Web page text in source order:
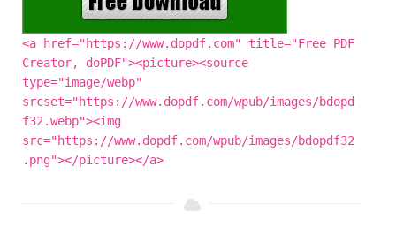
<a href="https://www.dopdf.com" title="Free PDF
Creator, doPDF"><picture><source
type="image/webp"
srcset="https://www.dopdf.com/wpub/images/bdopd
f32.webp"><img
src="https://www.dopdf.com/wpub/images/bdopdf32
.png"></picture></a>